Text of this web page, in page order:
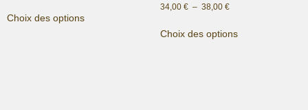
prix :
Choix des optionsproduit
34,00 € – 38,00 €Plage
prix :
Choix des optionsproduit